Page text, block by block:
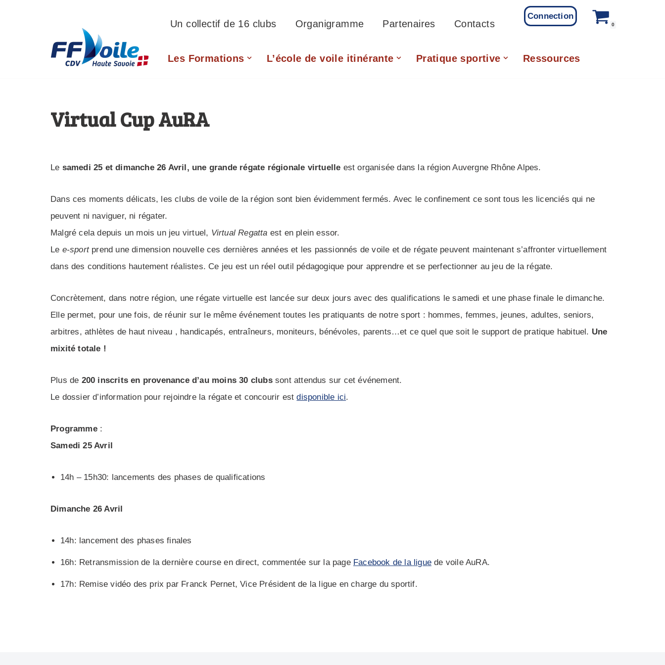
Un collectif de 16 clubs Organigramme Partenaires Contacts
Connection
0
Les Formations L’école de voile itinérante Pratique sportive Ressources
Virtual Cup AuRA
Le samedi 25 et dimanche 26 Avril, une grande régate régionale virtuelle est organisée dans la région Auvergne Rhône Alpes.
Dans ces moments délicats, les clubs de voile de la région sont bien évidemment fermés. Avec le confinement ce sont tous les licenciés qui ne
peuvent ni naviguer, ni régater.
Malgré cela depuis un mois un jeu virtuel, Virtual Regatta est en plein essor.
Le e-sportprend une dimension nouvelle ces dernières années et les passionnés de voile et de régate peuvent maintenant s’affronter virtuellement
dans des conditions hautement réalistes. Ce jeu est un réel outil pédagogique pour apprendre et se perfectionner au jeu de la régate.
Concrètement, dans notre région, une régate virtuelle est lancée sur deux jours avec des qualifications le samedi et une phase finale le dimanche.
Elle permet, pour une fois, de réunir sur le même événement toutes les pratiquants de notre sport : hommes, femmes, jeunes, adultes, seniors,
arbitres, athlètes de haut niveau , handicapés, entraîneurs, moniteurs, bénévoles, parents…et ce quel que soit le support de pratique habituel. Une
mixité totale !
Plus de 200 inscrits en provenance d’au moins 30 clubssont attendus sur cet événement.
Le dossier d’information pour rejoindre la régate et concourir estdisponible ici.
Programme:
Samedi 25 Avril
14h – 15h30: lancements des phases de qualifications
Dimanche 26 Avril
14h: lancement des phases finales
16h: Retransmission de la dernière course en direct, commentée sur la page Facebook de la ligue de voile AuRA.
17h: Remise vidéo des prix par Franck Pernet, Vice Président de la ligue en charge du sportif.